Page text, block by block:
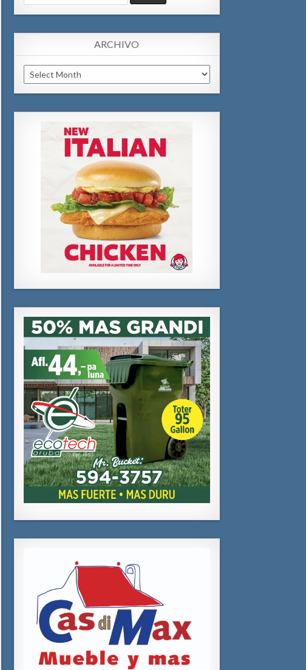
for:
ARCHIVO
Archivo